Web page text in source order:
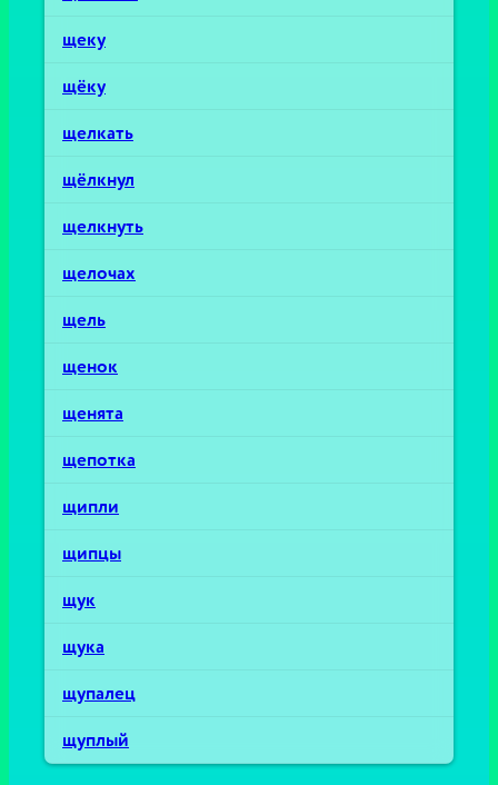
щеку
щёку
щелкать
щёлкнул
щелкнуть
щелочах
щель
щенок
щенята
щепотка
щипли
щипцы
щук
щука
щупалец
щуплый